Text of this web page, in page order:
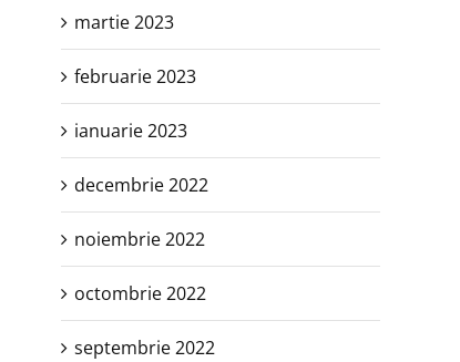
martie 2023
februarie 2023
ianuarie 2023
decembrie 2022
noiembrie 2022
octombrie 2022
septembrie 2022